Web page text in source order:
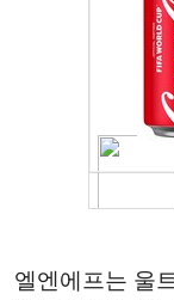
엘엔에프는 울